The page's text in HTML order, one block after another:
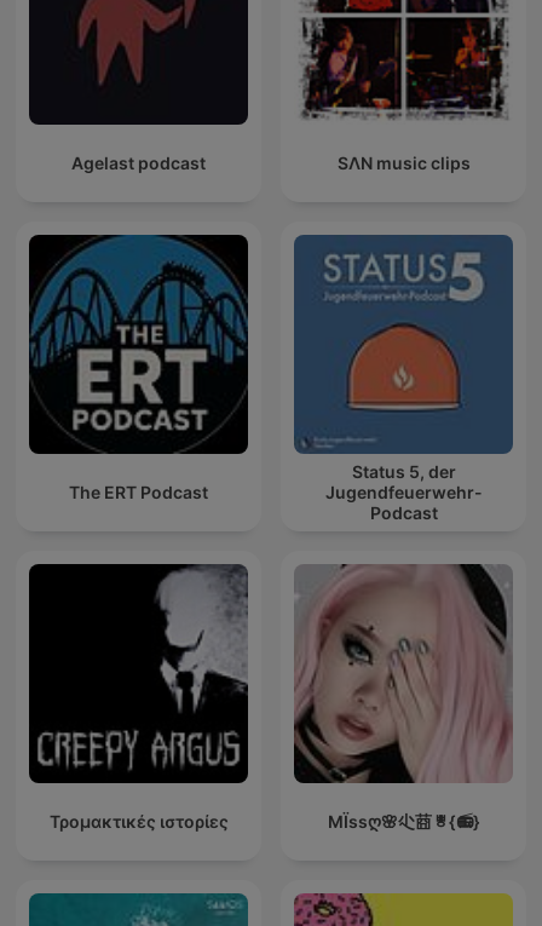
Agelast podcast SΛN music clips
The ERT Podcast
Status 5, der
Jugendfeuerwehr-
Podcast
Τρομακτικές ιστορίες ΜÏssღ🌸尐莔ㅹ{📻}